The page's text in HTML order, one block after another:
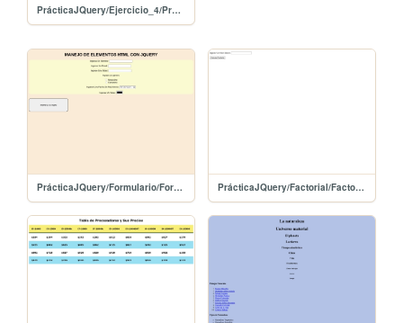
PrácticaJQuery/Ejercicio_4/Practica4
PrácticaJQuery/Formulario/Formulario PrácticaJQuery/Factorial/Factorial